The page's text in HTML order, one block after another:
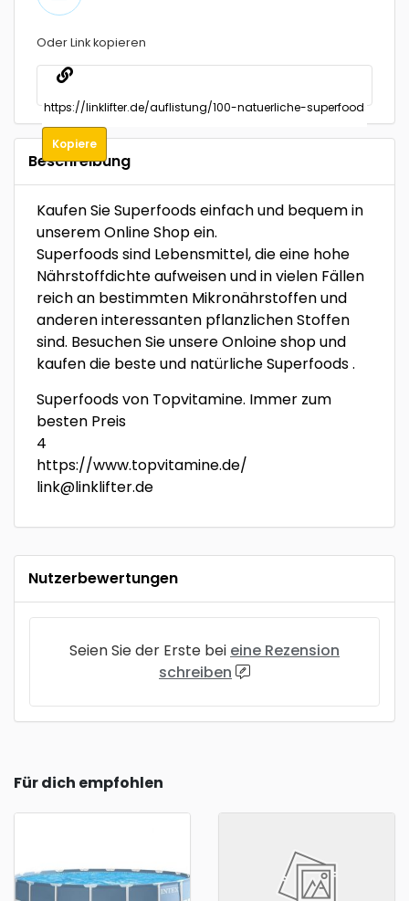
Oder Link kopieren
Kopiere
Beschreibung
Kaufen Sie Superfoods einfach und bequem in
unserem Online Shop ein.
Superfoods sind Lebensmittel, die eine hohe
Nährstoffdichte aufweisen und in vielen Fällen
reich an bestimmten Mikronährstoffen und
anderen interessanten pflanzlichen Stoffen
sind. Besuchen Sie unsere Onloine shop und
kaufen die beste und natürliche Superfoods‎ .
Superfoods von Topvitamine. Immer zum
besten Preis
4
https://www.topvitamine.de/
link@linklifter.de
Nutzerbewertungen
Seien Sie der Erste bei eine Rezension
schreiben
Für dich empfohlen